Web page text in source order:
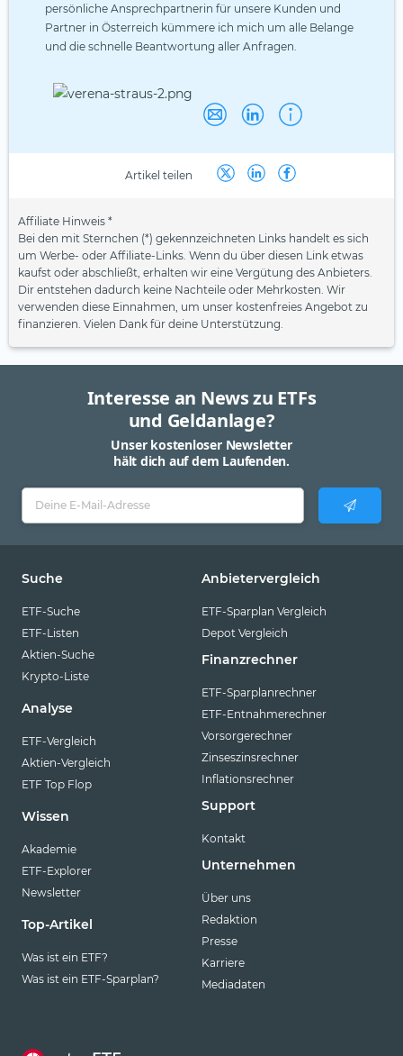
persönliche Ansprechpartnerin für unsere Kunden und
Partner in Österreich kümmere ich mich um alle Belange
und die schnelle Beantwortung aller Anfragen.
Artikel teilen
Affiliate Hinweis *
Bei den mit Sternchen (*) gekennzeichneten Links handelt es sich
um Werbe- oder Affiliate-Links. Wenn du über diesen Link etwas
kaufst oder abschließt, erhalten wir eine Vergütung des Anbieters.
Dir entstehen dadurch keine Nachteile oder Mehrkosten. Wir
verwenden diese Einnahmen, um unser kostenfreies Angebot zu
finanzieren. Vielen Dank für deine Unterstützung.
Interesse an News zu ETFs
und Geldanlage?
Unser kostenloser Newsletter
hält dich auf dem Laufenden.
Suche
ETF-Suche
ETF-Listen
Aktien-Suche
Krypto-Liste
Analyse
ETF-Vergleich
Aktien-Vergleich
ETF Top Flop
Wissen
Akademie
ETF-Explorer
Newsletter
Top-Artikel
Was ist ein ETF?
Was ist ein ETF-Sparplan?
Anbietervergleich
ETF-Sparplan Vergleich
Depot Vergleich
Finanzrechner
ETF-Sparplanrechner
ETF-Entnahmerechner
Vorsorgerechner
Zinseszinsrechner
Inflationsrechner
Support
Kontakt
Unternehmen
Über uns
Redaktion
Presse
Karriere
Mediadaten